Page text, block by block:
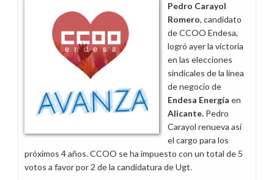
Pedro Carayol
Romero, candidato
de CCOO Endesa,
logró ayer la victoria
en las elecciones
sindicales de la línea
de negocio de
Endesa Energía en
Alicante. Pedro
Carayol renueva así
el cargo para los
próximos 4 años. CCOO se ha impuesto con un total de 5
votos a favor por 2 de la candidatura de Ugt.